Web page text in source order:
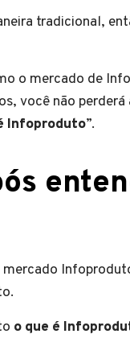
tradicional,
o mercado de
você não
Infoproduto”.
mercado
o que é